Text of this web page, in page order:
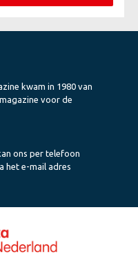
kwam in 1980 van
voor de
ons per telefoon
het e-mail adres